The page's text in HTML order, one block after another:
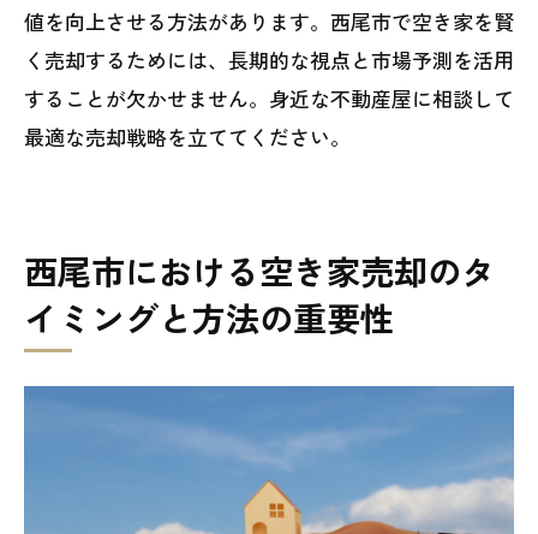
値を向上させる方法があります。西尾市で空き家を賢
く売却するためには、長期的な視点と市場予測を活用
することが欠かせません。身近な不動産屋に相談して
最適な売却戦略を立ててください。
西尾市における空き家売却のタ
イミングと方法の重要性